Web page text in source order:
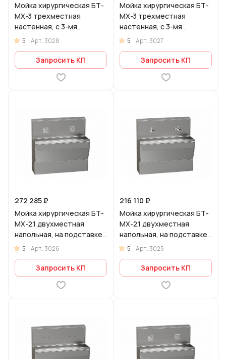
Мойка хирургическая БТ-
МХ-3 трехместная
настенная, с 3-мя
бесконтактными
смесителями
5 Арт.3028
Запросить КП
Мойка хирургическая БТ-
МХ-3 трехместная
настенная, с 3-мя
локтевыми смесителями
5 Арт.3027
Запросить КП
272 285 ₽
Мойка хирургическая БТ-
МХ-2.1 двухместная
напольная, на подставке,
с 2-мя бесконтактными
смесителями
5 Арт.3026
Запросить КП
216 110 ₽
Мойка хирургическая БТ-
МХ-2.1 двухместная
напольная, на подставке,
с 2-мя локтевыми
смесителями
5 Арт.3025
Запросить КП